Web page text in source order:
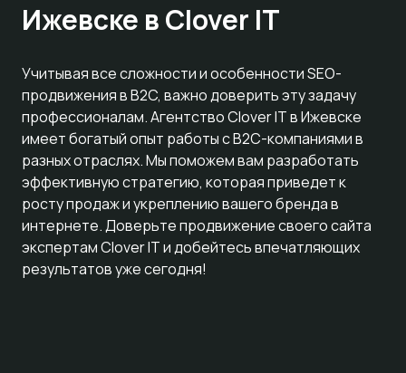
Ижевске в Clover IT
Учитывая все сложности и особенности SEO-
продвижения в B2C, важно доверить эту задачу
профессионалам. Агентство Clover IT в Ижевске
имеет богатый опыт работы с B2C-компаниями в
разных отраслях. Мы поможем вам разработать
эффективную стратегию, которая приведет к
росту продаж и укреплению вашего бренда в
интернете. Доверьте продвижение своего сайта
экспертам Clover IT и добейтесь впечатляющих
результатов уже сегодня!